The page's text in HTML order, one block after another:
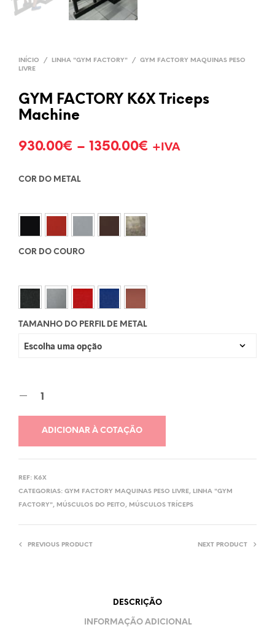
INÍCIO / LINHA "GYM FACTORY" /
GYM FACTORY MAQUINAS PESO
LIVRE
GYM FACTORY K6X Triceps
Machine
930.00€ – 1350.00€ +IVA
COR DO METAL
COR DO COURO
TAMANHO DO PERFIL DE METAL
ADICIONAR À COTAÇÃO
REF: K6X
CATEGORIAS: GYM FACTORY MAQUINAS PESO LIVRE, LINHA "GYM
FACTORY", MÚSCULOS DO PEITO, MÚSCULOS TRÍCEPS
PREVIOUS PRODUCT NEXT PRODUCT
DESCRIÇÃO
INFORMAÇÃO ADICIONAL